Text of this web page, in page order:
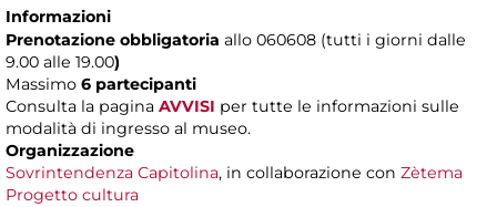
Informazioni
Prenotazione obbligatoria allo 060608 (tutti i giorni dalle
9.00 alle 19.00)
Massimo 6 partecipanti
Consulta la pagina AVVISI per tutte le informazioni sulle
modalità di ingresso al museo.
Organizzazione
Sovrintendenza Capitolina, in collaborazione con Zètema
Progetto cultura